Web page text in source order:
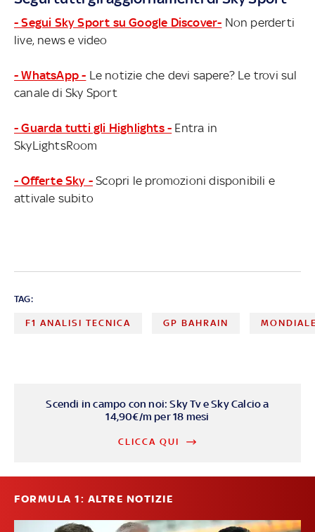
- Segui Sky Sport su Google Discover- Non perderti
live, news e video
- WhatsApp - Le notizie che devi sapere? Le trovi sul
canale di Sky Sport
- Guarda tutti gli Highlights - Entra in
SkyLightsRoom
- Offerte Sky - Scopri le promozioni disponibili e
attivale subito
TAG:
F1 ANALISI TECNICA GP BAHRAIN
Scendi in campo con noi: Sky Tv e Sky Calcio a
14,90€/m per 18 mesi
CLICCA QUI
FORMULA 1: ALTRE NOTIZIE